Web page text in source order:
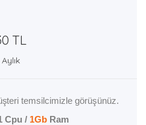
TL
Aylık
temsilcimizle görüşünüz.
Cpu / 1GbRam